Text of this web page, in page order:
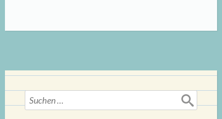
zu
Suchen
nach: